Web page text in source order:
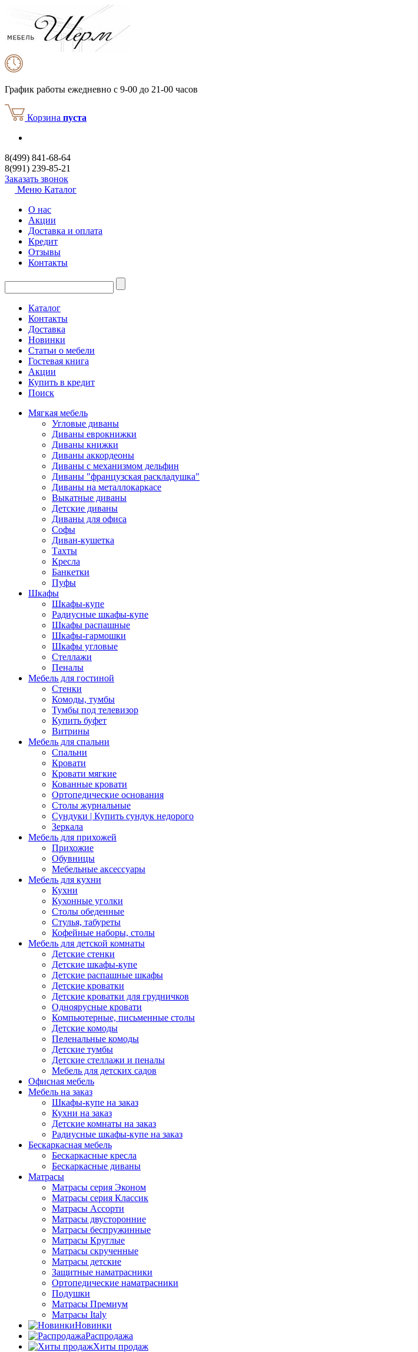
График работы ежедневно с 9-00 до 21-00 часов
Корзина пуста
8(499) 841-68-64
8(991) 239-85-21
Заказать звонок
Меню Каталог
О нас
Акции
Доставка и оплата
Кредит
Отзывы
Контакты
Каталог
Контакты
Доставка
Новинки
Статьи о мебели
Гостевая книга
Акции
Купить в кредит
Поиск
Мягкая мебель
Угловые диваны
Диваны еврокнижки
Диваны книжки
Диваны аккордеоны
Диваны с механизмом дельфин
Диваны "французская раскладушка"
Диваны на металлокаркасе
Выкатные диваны
Детские диваны
Диваны для офиса
Софы
Диван-кушетка
Тахты
Кресла
Банкетки
Пуфы
Шкафы
Шкафы-купе
Радиусные шкафы-купе
Шкафы распашные
Шкафы-гармошки
Шкафы угловые
Стеллажи
Пеналы
Мебель для гостиной
Стенки
Комоды, тумбы
Тумбы под телевизор
Купить буфет
Витрины
Мебель для спальни
Спальни
Кровати
Кровати мягкие
Кованные кровати
Ортопедические основания
Столы журнальные
Сундуки | Купить сундук недорого
Зеркала
Мебель для прихожей
Прихожие
Обувницы
Мебельные аксессуары
Мебель для кухни
Кухни
Кухонные уголки
Столы обеденные
Стулья, табуреты
Кофейные наборы, столы
Мебель для детской комнаты
Детские стенки
Детские шкафы-купе
Детские распашные шкафы
Детские кроватки
Детские кроватки для грудничков
Одноярусные кровати
Компьютерные, письменные столы
Детские комоды
Пеленальные комоды
Детские тумбы
Детские стеллажи и пеналы
Мебель для детских садов
Офисная мебель
Мебель на заказ
Шкафы-купе на заказ
Кухни на заказ
Детские комнаты на заказ
Радиусные шкафы-купе на заказ
Бескаркасная мебель
Бескаркасные кресла
Бескаркасные диваны
Матрасы
Матрасы серия Эконом
Матрасы серия Классик
Матрасы Ассорти
Матрасы двусторонние
Матрасы беспружинные
Матрасы Круглые
Матрасы скрученные
Матрасы детские
Защитные наматрасники
Ортопедические наматрасники
Подушки
Матрасы Премиум
Матрасы Italy
Новинки
Распродажа
Хиты продаж